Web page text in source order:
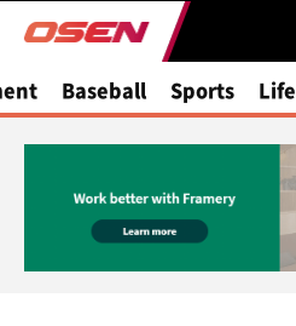
Baseball Sports